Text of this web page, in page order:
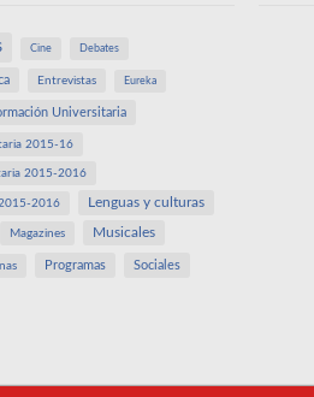
Cine Debates
Entrevistas Eureka
Universitaria
2015-16
2015-2016
2016 Lenguas y culturas
Magazines Musicales
Programas Sociales